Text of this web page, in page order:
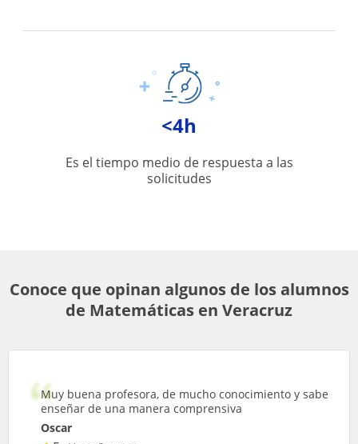
<4h
Es el tiempo medio de respuesta a las
solicitudes
Conoce que opinan algunos de los alumnos
de Matemáticas en Veracruz
Muy buena profesora, de mucho conocimiento y sabe
enseñar de una manera comprensiva
Oscar